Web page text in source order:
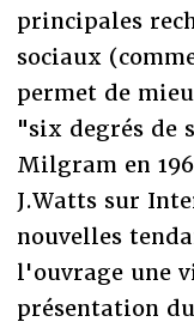
principales
sociaux
permet de
"six degrés de
Milgram en
J.Watts sur
nouvelles
l'ouvrage une
présentation